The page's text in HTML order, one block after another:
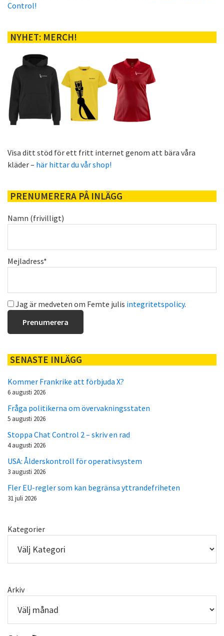
Control!
NYHET: MERCH!
Visa ditt stöd för ett fritt internet genom att bära våra
kläder – här hittar du vår shop!
PRENUMERERA PÅ INLÄGG
Namn (frivilligt)
Mejladress*
Jag är medveten om Femte julis integritetspolicy.
SENASTE INLÄGG
Kommer Frankrike att förbjuda X?
6 augusti 2026
Fråga politikerna om övervakningsstaten
5 augusti 2026
Stoppa Chat Control 2 – skriv en rad
4 augusti 2026
USA: Ålderskontroll för operativsystem
3 augusti 2026
Fler EU-regler som kan begränsa yttrandefriheten
31 juli 2026
Kategorier
Arkiv